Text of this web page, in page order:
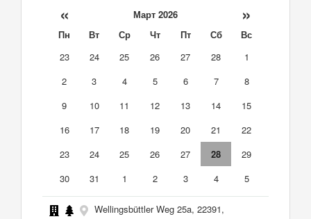
« Март 2026 »
Пн Вт Ср Чт Пт Сб
Вс
23
24 25 26 27 28
1
2
3 4 5 6 7
8
9
10 11 12 13 14
15
16
17 18 19 20 21
22
23
24 25 26 27 28
29
30
31 1 2 3 4 5
Wellingsbüttler Weg 25a, 22391,